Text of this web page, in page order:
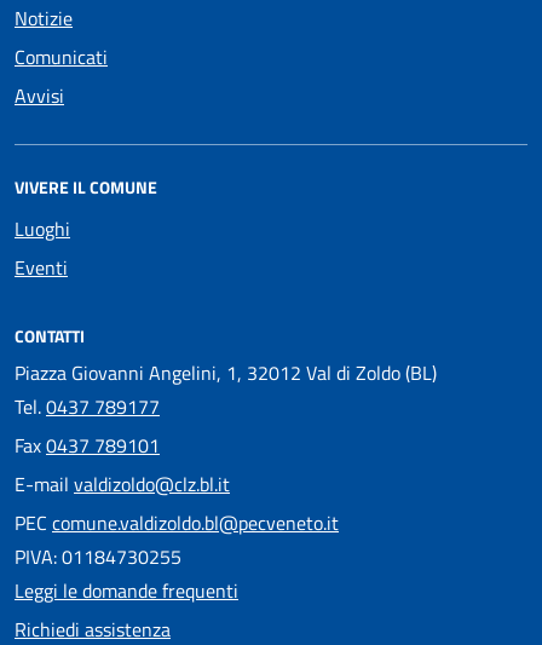
Notizie
Comunicati
Avvisi
VIVERE IL COMUNE
Luoghi
Eventi
CONTATTI
Piazza Giovanni Angelini, 1, 32012 Val di Zoldo (BL)
Tel.0437 789177
Fax0437 789101
E-mail valdizoldo@clz.bl.it
PEC comune.valdizoldo.bl@pecveneto.it
PIVA: 01184730255
Leggi le domande frequenti
Richiedi assistenza